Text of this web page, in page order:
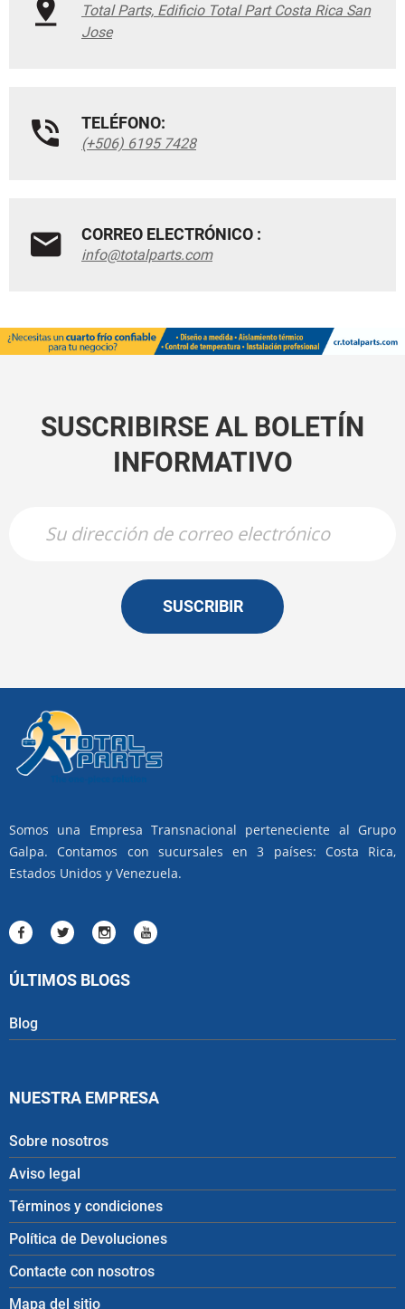
Total Parts, Edificio Total Part Costa Rica San
Jose
TELÉFONO:
(+506) 6195 7428
CORREO ELECTRÓNICO :
info@totalparts.com
SUSCRIBIRSE AL BOLETÍN
INFORMATIVO
SUSCRIBIR
Somos una Empresa Transnacional perteneciente al Grupo
Galpa. Contamos con sucursales en 3 países: Costa Rica,
Estados Unidos y Venezuela.
ÚLTIMOS BLOGS
Blog
NUESTRA EMPRESA
Sobre nosotros
Aviso legal
Términos y condiciones
Política de Devoluciones
Contacte con nosotros
Mapa del sitio